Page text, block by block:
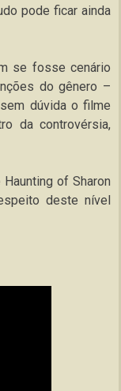
pode ficar ainda
se fosse cenário
do gênero –
dúvida o filme
da controvérsia,
of Sharon
deste nível